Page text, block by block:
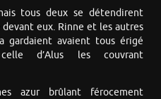
tous deux se détendirent
devant eux. Rinne et les autres
gardaient avaient tous érigé
d’Alus les couvrant
azur brûlant férocement